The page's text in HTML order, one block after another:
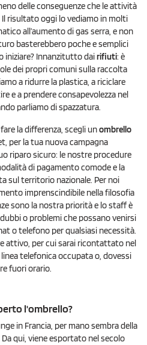
delle conseguenze che le attività
Il risultato oggi lo vediamo in molti
all’aumento di gas serra, e non
basterebbero poche e semplici
iniziare? Innanzitutto dairifiuti: è
dei propri comuni sulla raccolta
a ridurre la plastica, a riciclare
e a prendere consapevolezza nel
parliamo di spazzatura.
la differenza, scegli unombrello
per la tua nuova campagna
riparo sicuro: le nostre procedure
di pagamento comode e la
sul territorio nazionale. Per noi
imprenscindibile nella filosofia
sono la nostra priorità e lo staff è
o problemi che possano venirsi
o telefono per qualsiasi necessità.
attivo, per cui sarai ricontattato nel
telefonica occupata o, dovessi
fuori orario.
l'ombrello?
in Francia, per mano sembra della
Da qui, viene esportato nel secolo